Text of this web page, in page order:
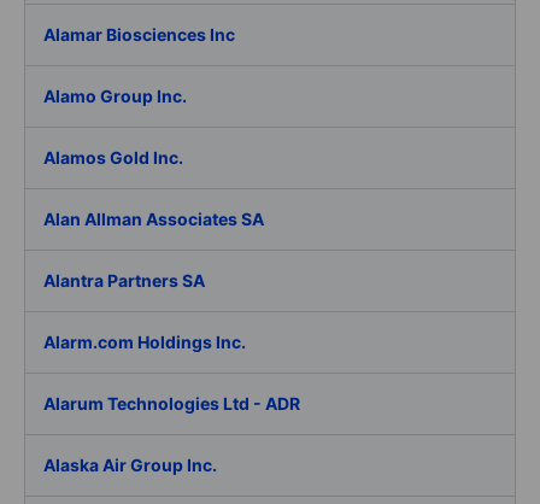
Alamar Biosciences Inc
Alamo Group Inc.
Alamos Gold Inc.
Alan Allman Associates SA
Alantra Partners SA
Alarm.com Holdings Inc.
Alarum Technologies Ltd - ADR
Alaska Air Group Inc.